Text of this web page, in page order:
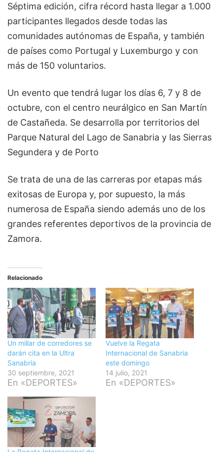
Séptima edición, cifra récord hasta llegar a 1.000
participantes llegados desde todas las
comunidades autónomas de España, y también
de países como Portugal y Luxemburgo y con
más de 150 voluntarios.
Un evento que tendrá lugar los días 6, 7 y 8 de
octubre, con el centro neurálgico en San Martín
de Castañeda. Se desarrolla por territorios del
Parque Natural del Lago de Sanabria y las Sierras
Segundera y de Porto
Se trata de una de las carreras por etapas más
exitosas de Europa y, por supuesto, la más
numerosa de España siendo además uno de los
grandes referentes deportivos de la provincia de
Zamora.
Relacionado
Un millar de corredores se
darán cita en la Ultra
Sanabria
30 septiembre, 2021
En «DEPORTES»
Vuelve la Regata
Internacional de Sanabria
este domingo
14 julio, 2021
En «DEPORTES»